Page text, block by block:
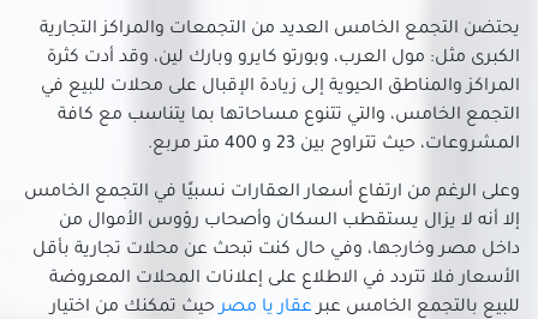
محلات للبيع في القطامية
محلات للبيع في الكوربة
محلات للبيع في المرج
محلات للبيع في المطرية
محلات للبيع في المعادي القديمة
محلات للبيع في المعادي
محلات للبيع في المعصره
محلات للبيع في المقطم
يحتضن التجمع الخامس العديد من التجمعات والمراكز التجارية
الكبرى مثل: مول العرب، وبورتو كايرو وبارك لين، وقد أدت كثرة
المراكز والمناطق الحيوية إلى زيادة الإقبال على محلات للبيع في
التجمع الخامس، والتي تتنوع مساحاتها بما يتناسب مع كافة
المشروعات، حيث تتراوح بين 23 و 400 متر مربع.
وعلى الرغم من ارتفاع أسعار العقارات نسبيًا في التجمع الخامس
إلا أنه لا يزال يستقطب السكان وأصحاب رؤوس الأموال من
داخل مصر وخارجها، وفي حال كنت تبحث عن محلات تجارية بأقل
الأسعار فلا تتردد في الاطلاع على إعلانات المحلات المعروضة
للبيع بالتجمع الخامس عبرعقار يا مصرحيث تمكنك من اختيار